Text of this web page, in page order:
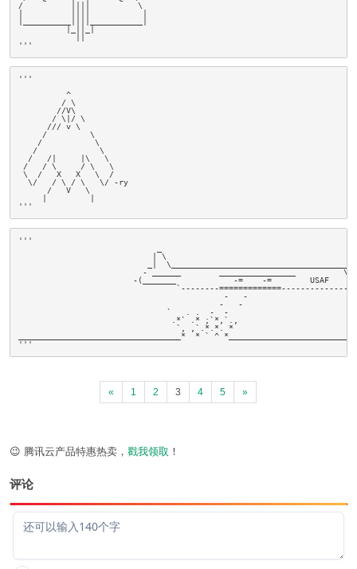
/          ||||
'''
'''
/
//
/ \|/
/// v
/
/
/
/   /|     |\
/   / \     / \
\  /   X   X   \
\/   / \ / \   \/
/   V
'''
'''
_|
- ______        ________________
-(_______            -=    -=        USAF
`--------
`   . .
.*` .*
`,
__________________________________*  * ` ^
'''
« 1 2 3 4 5 »
😉 腾讯云产品特惠热卖， 戳我领取 ！
评论